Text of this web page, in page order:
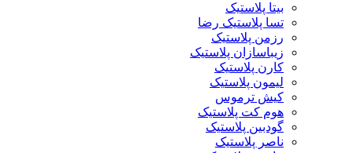
بیتا پلاستیک
تسا پلاستیک رضا
رزمن پلاستیک
زیباسازان پلاستیک
کارن پلاستیک
لیمون پلاستیک
کیش ترموس
هوم کت پلاستیک
گودبین پلاستیک
ناصر پلاستیک